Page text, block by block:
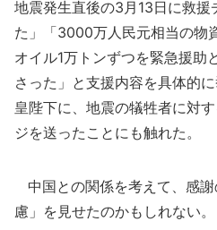
地震発生直後の3月13日に救
た」「3000万人民元相当の物
オイル1万トンずつを緊急援助
さった」と支援内容を具体的
皇陛下に、地震の犠牲者に対
ジを送ったことにも触れた。
中国との関係を考えて、感
慮」を見せたのかもしれない。